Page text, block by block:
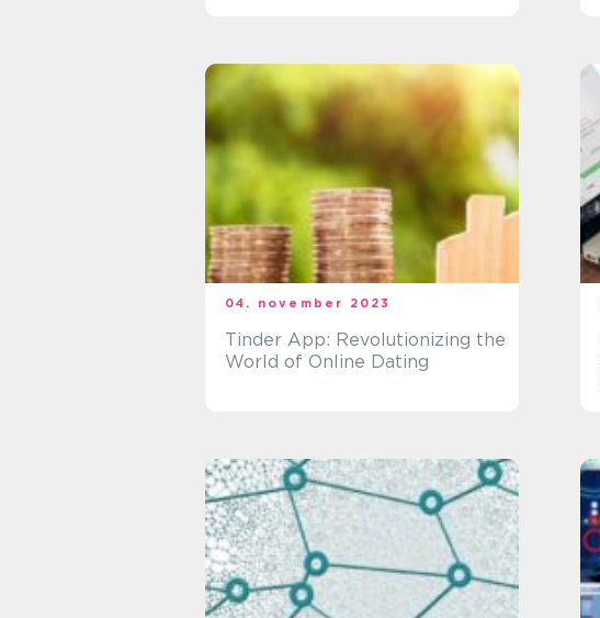
04. november 2023
Tinder App: Revolutionizing the
World of Online Dating